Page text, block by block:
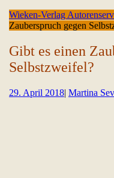
CLOSE
BUTTON
Wieken-Verlag
Zauberspruch gegen
Gibt es einen
Selbstzweifel?
29. April 201829.
| Martina